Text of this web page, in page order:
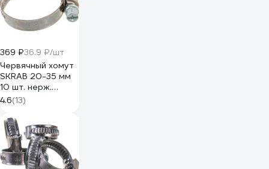
369 ₽36.9 ₽/шт
Червячный хомут
SKRAB 20-35 мм
10 шт. нерж.
43572
4.6(13)